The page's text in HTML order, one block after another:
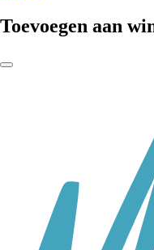
Toevoegen aan